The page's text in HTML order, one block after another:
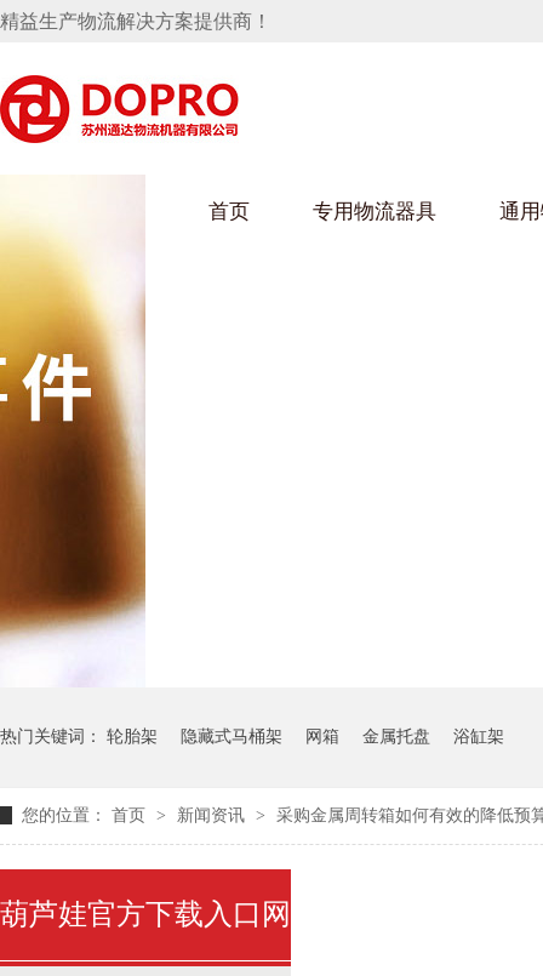
精益生产物流解决方案提供商！
首页 专用物流器具
葫芦娃下载最污架
保险杠料架
消声器料架
通
车
料架
桶水箱支架
行业
热门关键词： 轮胎架 隐藏式马桶架 网箱 金属托盘 浴缸架
您的位置： 首页 > 新闻资讯 > 采购金属周转箱如何有效的降低预
葫芦娃官方下载入口网